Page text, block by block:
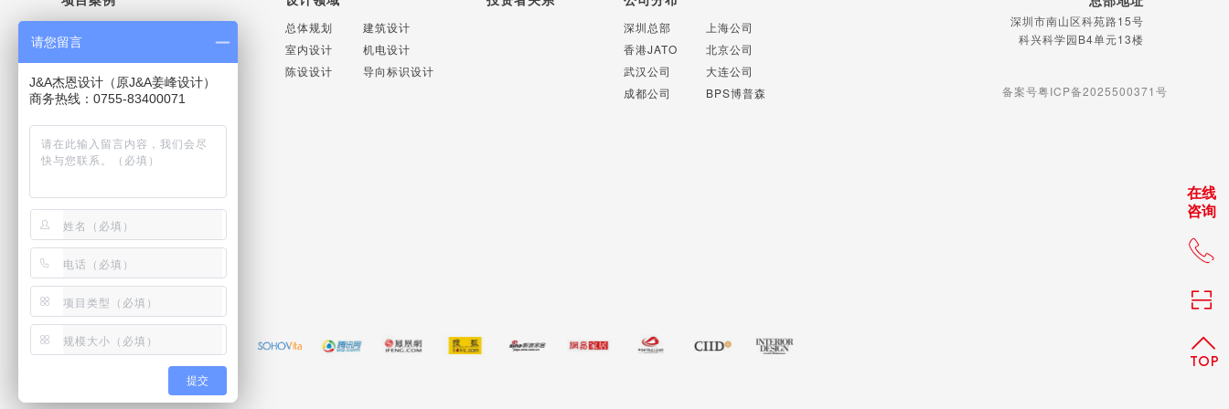
在线
咨询
+86
TOP
地产豪宅设计
酒店空间设计
文化教育设计
轨道交通设计
总体规划
建筑设计
室内设计
机电设计
陈设设计
导向标识设计
深圳总部
上海公司
香港JATO
北京公司
武汉公司
大连公司
成都公司
BPS博普森
联系方式
商务直线：+86 075583400071
媒体直线：+86 075586569500
联系邮箱：jaid@jaid.cn
深圳市南山区科苑路15号
科兴科学园B4单元13楼
备案号粤ICP备2025500371号
友情链接：
请您留言
J&A杰恩设计（原J&A姜峰设计）
商务热线：0755-83400071
提交